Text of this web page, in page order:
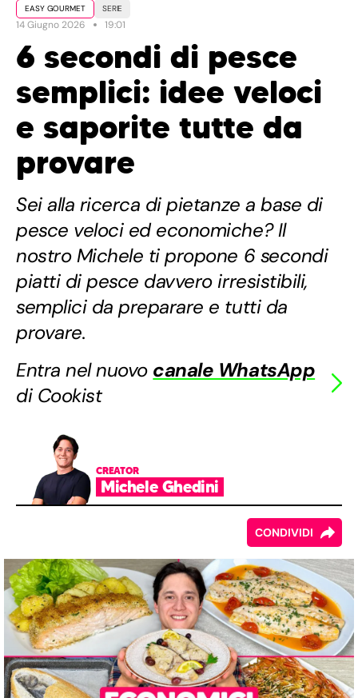
EASY GOURMET SERIE
14 Giugno 2026 19:01
6 secondi di pesce
semplici: idee veloci
e saporite tutte da
provare
Sei alla ricerca di pietanze a base di
pesce veloci ed economiche? Il
nostro Michele ti propone 6 secondi
piatti di pesce davvero irresistibili,
semplici da preparare e tutti da
provare.
Entra nel nuovo canale WhatsApp
di Cookist
CREATOR
Michele Ghedini
CONDIVIDI